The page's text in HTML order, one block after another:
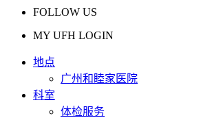
FOLLOW US
MY UFH LOGIN
地点
广州和睦家医院
科室
体检服务